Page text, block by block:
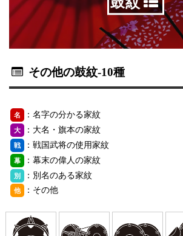
その他の鼓紋-10種
名 ：名字の分かる家紋
大 ：大名・旗本の家紋
戦 ：戦国武将の使用家紋
幕 ：幕末の偉人の家紋
別 ：別名のある家紋
他 ：その他